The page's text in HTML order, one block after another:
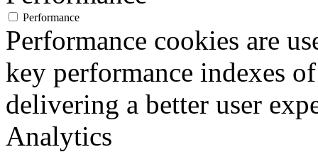
Performance
Performance cookies are
key performance indexes
delivering a better user
Analytics